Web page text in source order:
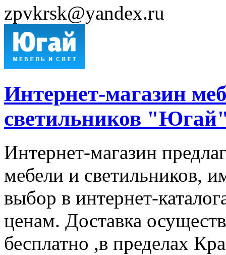
zpvkrsk@yandex.ru
Интернет-магазин
светильников
Интернет-магазин
мебели и светильников,
выбор в интернет-
ценам. Доставка
бесплатно ,в пределах